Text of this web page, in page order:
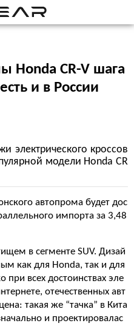
Honda CR-V шага
и в России
электрического кроссов
модели Honda CR
автопрома будет дос
импорта за 3,48
в сегменте SUV. Дизай
как для Honda, так и для
при всех достоинствах эле
отечественных авт
такая же “тачка” в Кита
и проектировалас